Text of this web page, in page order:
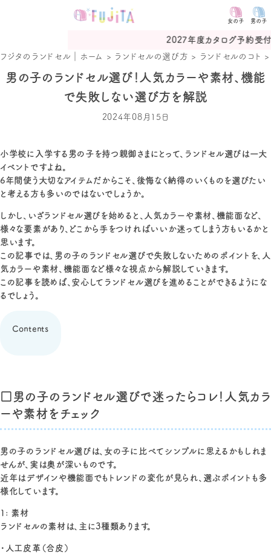
女の子 男の子
2027年度カタログ予約受付中
フジタのランドセル｜ホーム
> ランドセルの選び方 > ランドセルのコト
男の子のランドセル選び！人気カラーや素材、機能
で失敗しない選び方を解説
2024年08月15日
小学校に入学する男の子を持つ親御さまにとって、ランドセル選びは一大
イベントですよね。
6年間使う大切なアイテムだからこそ、後悔なく納得のいくものを選びたい
と考える方も多いのではないでしょうか。
しかし、いざランドセル選びを始めると、人気カラーや素材、機能面など、
様々な要素があり、どこから手をつければいいか迷ってしまう方もいるかと
思います。
この記事では、男の子のランドセル選びで失敗しないためのポイントを、人
気カラーや素材、機能面など様々な視点から解説していきます。
この記事を読めば、安心してランドセル選びを進めることができるようにな
るでしょう。
Contents
□男の子のランドセル選びで迷ったらコレ！人気カラ
ーや素材をチェック
男の子のランドセル選びは、女の子に比べてシンプルに思えるかもしれま
せんが、実は奥が深いものです。
近年はデザインや機能面でもトレンドの変化が見られ、選ぶポイントも多
様化しています。
1: 素材
ランドセルの素材は、主に3種類あります。
・人工皮革（合皮）